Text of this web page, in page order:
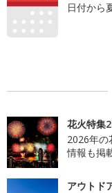
日付から
花火特集
2026年の
情報も掲
アウトド